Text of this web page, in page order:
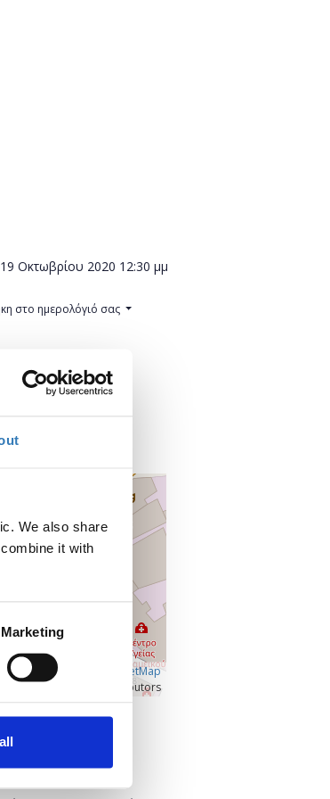
We also share
it with
Marketing
Οκτωβρίου 2020 12:30 μμ
στο ημερολόγιό σας
OpenLayers
OpenStreetMap
contributors
χάρτη